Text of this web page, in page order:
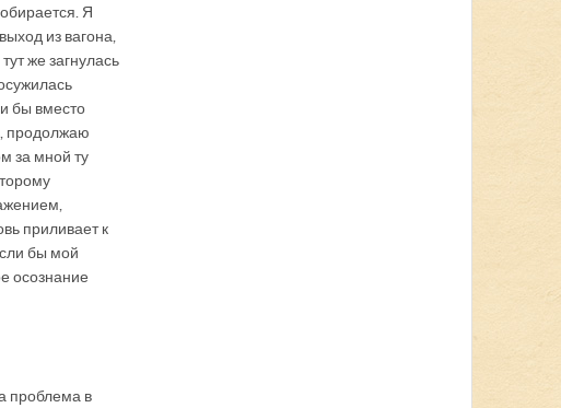
Я
из вагона,
же загнулась
бы вместо
продолжаю
за мной ту
приливает к
бы мой
осознание
проблема в